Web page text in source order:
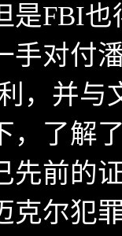
是FBI也
手对付
，并
，了解
先前的
克尔犯